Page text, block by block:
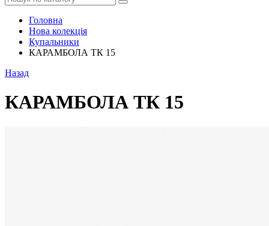
Головна
Нова колекція
Купальники
КАРАМБОЛА ТК 15
Назад
КАРАМБОЛА ТК 15